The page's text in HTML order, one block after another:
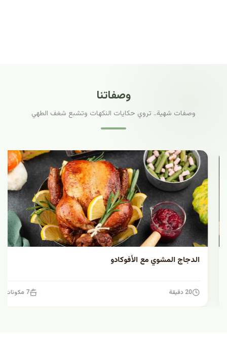
وصفاتنا
وصفات شهية.. تروي حكايات النكهات وتشبع شغف الطهي
الدجاج المشوي مع الأفوكادو
20 دقيقة